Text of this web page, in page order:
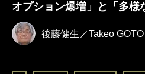
オプション爆増」と「多様
後藤健生／Takeo GOTO